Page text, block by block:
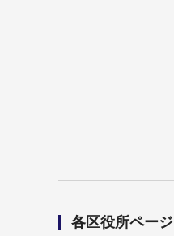
各区役所ページ